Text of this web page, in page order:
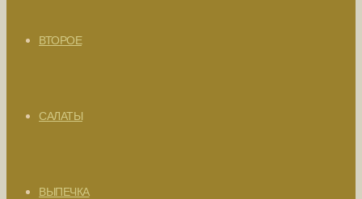
ВТОРОЕ
САЛАТЫ
ВЫПЕЧКА